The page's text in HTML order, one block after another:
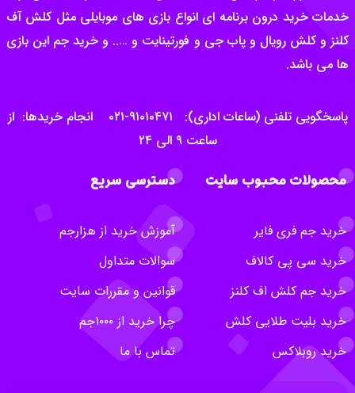
خدمات خرید درون برنامه ای انواع بازی های موبایلی مثل کلش آف
کلنز و کلش رویال و پاب جی و فورتینایت و ….. و خرید جم این بازی
ها می باشد.
پاسخگویی تلفنی (ساعات اداری): ۹۱۰۱۰۴۷۱-۰۲۱ انجام خریدها: از
ساعت ۹ الی ۲۴
محصولات محبوب سایت
خرید جم فری فایر
خرید سی پی کالاف
خرید جم کلش اف کلنز
خرید بلیت طلایی کلش
خرید روبلاکس
دسترسی سریع
آموزش خرید از هزارجم
سوالات متداول
قوانین و مقررات سایت
چرا خرید از ۱۰۰۰جم
تماس با ما